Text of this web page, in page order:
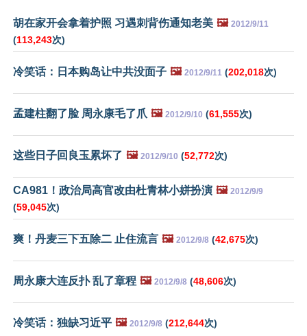
胡在家开会拿着护照 习遇刺背伤通知老美 🖼️ 2012/9/11
(113,243次)
冷笑话：日本购岛让中共没面子 🖼️ 2012/9/11 (202,018次)
孟建柱翻了脸 周永康毛了爪 🖼️ 2012/9/10 (61,555次)
这些日子回良玉累坏了 🖼️ 2012/9/10 (52,772次)
CA981！政治局高官改由杜青林小姘扮演 🖼️ 2012/9/9
(59,045次)
爽！丹麦三下五除二 止住流言 🖼️ 2012/9/8 (42,675次)
周永康大连反扑 乱了章程 🖼️ 2012/9/8 (48,606次)
冷笑话：独缺习近平 🖼️ 2012/9/8 (212,644次)